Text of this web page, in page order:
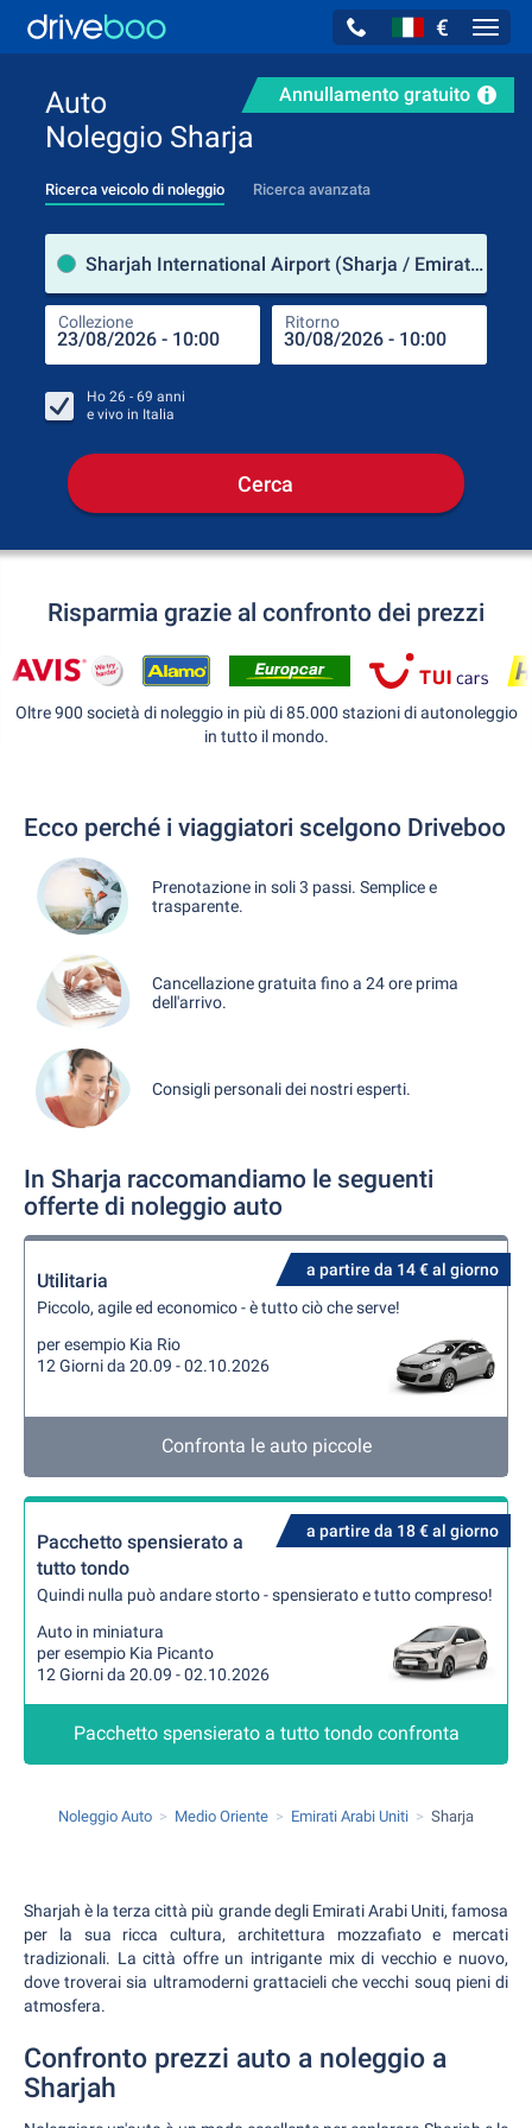
€
Annullamento gratuito
Auto
Noleggio Sharja
Ricerca veicolo di noleggio Ricerca avanzata
Sharjah International Airport (Sharja / Emirati Arabi Uniti)
Collezione Ritorno
Ho 26 - 69 anni
e vivo in Italia
Cerca
Risparmia grazie al confronto dei prezzi
Oltre 900 società di noleggio in più di 85.000 stazioni di autonoleggio
in tutto il mondo.
Ecco perché i viaggiatori scelgono Driveboo
Prenotazione in soli 3 passi. Semplice e
trasparente.
Cancellazione gratuita fino a 24 ore prima
dell'arrivo.
Consigli personali dei nostri esperti.
In Sharja raccomandiamo le seguenti
offerte di noleggio auto
a partire da 14 € al giorno
Utilitaria
Piccolo, agile ed economico - è tutto ciò che serve!
per esempio Kia Rio
12 Giorni da 20.09 - 02.10.2026
Confronta le auto piccole
a partire da 18 € al giorno
Pacchetto spensierato a
tutto tondo
Quindi nulla può andare storto - spensierato e tutto compreso!
Auto in miniatura
per esempio Kia Picanto
12 Giorni da 20.09 - 02.10.2026
Pacchetto spensierato a tutto tondo confronta
Noleggio Auto Medio Oriente Emirati Arabi Uniti Sharja
Sharjah è la terza città più grande degli Emirati Arabi Uniti, famosa
per la sua ricca cultura, architettura mozzafiato e mercati
tradizionali. La città offre un intrigante mix di vecchio e nuovo,
dove troverai sia ultramoderni grattacieli che vecchi souq pieni di
atmosfera.
Confronto prezzi auto a noleggio a
Sharjah